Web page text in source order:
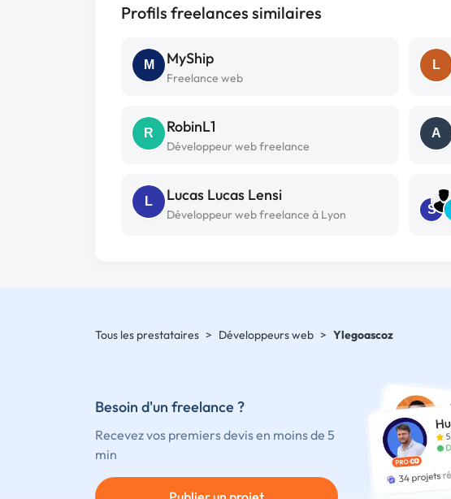
Profils freelances similaires
M MyShip
Freelance web
L
R RobinL1
Développeur web freelance
A
L Lucas Lucas Lensi
Développeur web freelance à Lyon S
Tous les prestataires > Développeurs web > Ylegoascoz
Besoin d'un freelance ?
Recevez vos premiers devis en moins de 5
min